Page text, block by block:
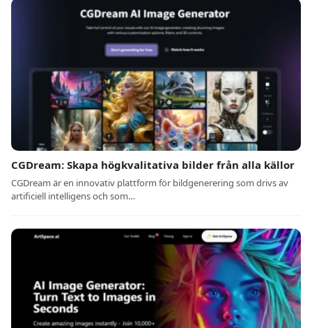
CGDream: Skapa högkvalitativa bilder från alla källor
CGDream är en innovativ plattform för bildgenerering som drivs av
artificiell intelligens och som…